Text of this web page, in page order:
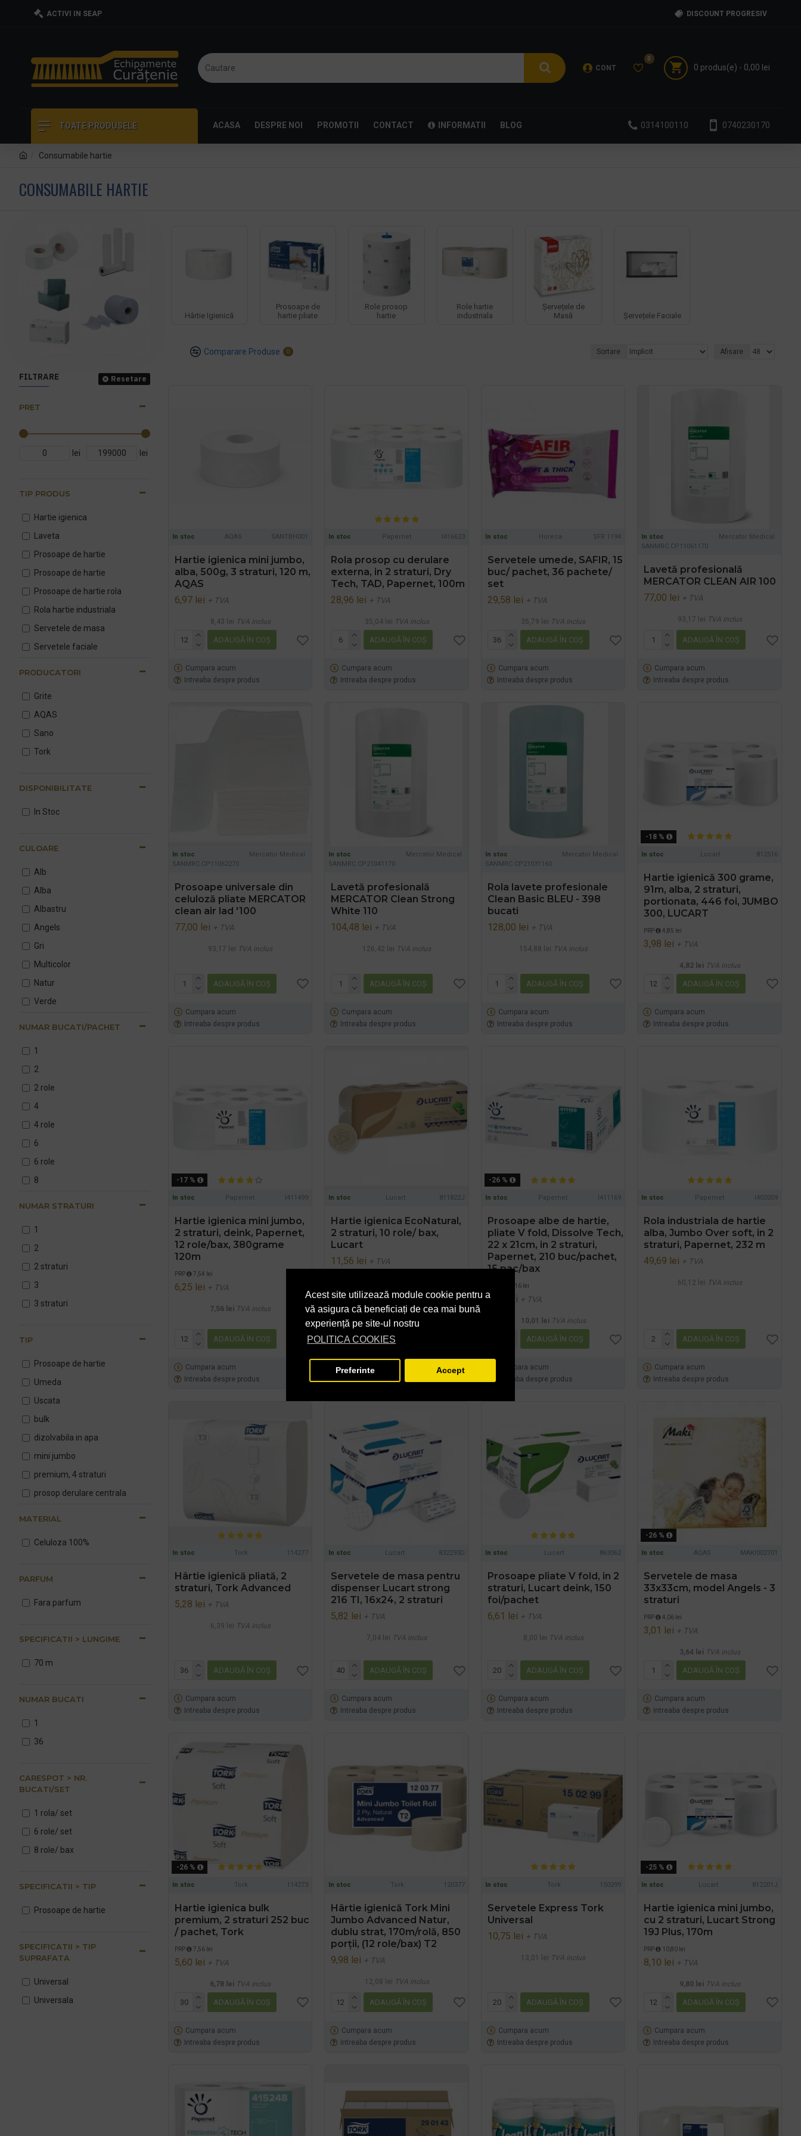
Acest site utilizează module cookie pentru a
vă asigura că beneficiați de cea mai bună
experiență pe site-ul nostru
POLITICA COOKIES
Preferinte Accept
ACTIVI IN SEAP DISCOUNT PROGRESIV
CONT
0
0 produs(e) - 0,00 lei
TOATE PRODUSELE ACASA DESPRE NOI PROMOTII CONTACT INFORMATII BLOG 0314100110 0740230170
Consumabile hartie
CONSUMABILE HARTIE
FILTRARE Resetare
PRET
lei lei
PRODUCATORI
Grite
AQAS
Sano
Tork
CULOARE
Alb
Alba
Albastru
Angels
Gri
Multicolor
Natur
Verde
NUMAR BUCATI/PACHET
1
2
2 role
4
4 role
6
6 role
8
10 role/ pachet
10role/set; 12 seturi/bax
11
12
12 role
27
36
40 buc
100
150
200
210 buc/ pachet 40 pachete/
252
NUMAR STRATURI
1
2
2 straturi
3
3 straturi
TIP
Prosoape de hartie
Umeda
Uscata
bulk
dizolvabila in apa
mini jumbo
premium, 4 straturi
prosop derulare centrala
TIP PRODUS
Hartie igienica
Laveta
Prosoape de hartie
Prosoape de hartie
Prosoape de hartie rola
Rola hartie industriala
Servetele de masa
Servetele faciale
MATERIAL
Celuloza 100%
PARFUM
Fara parfum
SPECIFICATII > LUNGIME
70 m
NUMAR BUCATI
1
36
CARESPOT > NR.
BUCATI/SET
1 rola/ set
6 role/ set
8 role/ bax
SPECIFICATII > TIP
Prosoape de hartie
SPECIFICATII > TIP
SUPRAFATA
Universal
Universala
DISPONIBILITATE
In Stoc
Hârtie Igienică
Prosoape de
hartie pliate
Role prosop
hartie
Role hartie
industriala
Șervețele de
Masă
Șervețele Faciale
Comparare Produse 0 Sortare Afisare
In stoc AQAS SANTBH001
Hartie igienica mini jumbo,
alba, 500g, 3 straturi, 120 m,
AQAS
6,97 lei + TVA
8,43 lei TVA inclus
ADAUGĂ ÎN COŞ
Cumpara acum
Intreaba despre produs
In stoc Papernet I416623
Rola prosop cu derulare
externa, in 2 straturi, Dry
Tech, TAD, Papernet, 100m
28,96 lei + TVA
35,04 lei TVA inclus
ADAUGĂ ÎN COŞ
Cumpara acum
Intreaba despre produs
In stoc Horeca SFR 1194
Servetele umede, SAFIR, 15
buc/ pachet, 36 pachete/
set
29,58 lei + TVA
35,79 lei TVA inclus
ADAUGĂ ÎN COŞ
Cumpara acum
Intreaba despre produs
In stoc
Mercator Medical
SANMRC.CP11061170
Lavetă profesională
MERCATOR CLEAN AIR 100
77,00 lei + TVA
93,17 lei TVA inclus
ADAUGĂ ÎN COŞ
Cumpara acum
Intreaba despre produs
In stoc
Mercator Medical
SANMRC.CP11062270
Prosoape universale din
celuloză pliate MERCATOR
clean air lad '100
77,00 lei + TVA
93,17 lei TVA inclus
ADAUGĂ ÎN COŞ
Cumpara acum
Intreaba despre produs
In stoc
Mercator Medical
SANMRC.CP21041170
Lavetă profesională
MERCATOR Clean Strong
White 110
104,48 lei + TVA
126,42 lei TVA inclus
ADAUGĂ ÎN COŞ
Cumpara acum
Intreaba despre produs
In stoc
Mercator Medical
SANMRC.CP21031160
Rola lavete profesionale
Clean Basic BLEU - 398
bucati
128,00 lei + TVA
154,88 lei TVA inclus
ADAUGĂ ÎN COŞ
Cumpara acum
Intreaba despre produs
-18 %
In stoc Lucart 812516
Hartie igienică 300 grame,
91m, alba, 2 straturi,
portionata, 446 foi, JUMBO
300, LUCART
PRP 4,85 lei
3,98 lei + TVA
4,82 lei TVA inclus
ADAUGĂ ÎN COŞ
Cumpara acum
Intreaba despre produs
-17 %
In stoc Papernet I411499
Hartie igienica mini jumbo,
2 straturi, deink, Papernet,
12 role/bax, 380grame
120m
PRP 7,54 lei
6,25 lei + TVA
7,56 lei TVA inclus
ADAUGĂ ÎN COŞ
Cumpara acum
Intreaba despre produs
In stoc Lucart 811822J
Hartie igienica EcoNatural,
2 straturi, 10 role/ bax,
Lucart
11,56 lei + TVA
ADAUGĂ ÎN COŞ
Cumpara acum
Intreaba despre produs
-26 %
In stoc Papernet I411169
Prosoape albe de hartie,
pliate V fold, Dissolve Tech,
22 x 21cm, in 2 straturi,
Papernet, 210 buc/pachet,
15 pac/bax
11,16 lei
8,27 lei + TVA
10,01 lei TVA inclus
ADAUGĂ ÎN COŞ
Cumpara acum
Intreaba despre produs
In stoc Papernet I402059
Rola industriala de hartie
alba, Jumbo Over soft, in 2
straturi, Papernet, 232 m
49,69 lei + TVA
60,12 lei TVA inclus
ADAUGĂ ÎN COŞ
Cumpara acum
Intreaba despre produs
In stoc Tork 114277
Hârtie igienică pliată, 2
straturi, Tork Advanced
5,28 lei + TVA
6,39 lei TVA inclus
ADAUGĂ ÎN COŞ
Cumpara acum
Intreaba despre produs
In stoc Lucart 832293D
Servetele de masa pentru
dispenser Lucart strong
216 TI, 16x24, 2 straturi
5,82 lei + TVA
7,04 lei TVA inclus
ADAUGĂ ÎN COŞ
Cumpara acum
Intreaba despre produs
In stoc Lucart 863062
Prosoape pliate V fold, in 2
straturi, Lucart deink, 150
foi/pachet
6,61 lei + TVA
8,00 lei TVA inclus
ADAUGĂ ÎN COŞ
Cumpara acum
Intreaba despre produs
-26 %
In stoc AQAS MAKI002701
Servetele de masa
33x33cm, model Angels - 3
straturi
PRP 4,06 lei
3,01 lei + TVA
3,64 lei TVA inclus
ADAUGĂ ÎN COŞ
Cumpara acum
Intreaba despre produs
-26 %
In stoc Tork 114273
Hartie igienica bulk
premium, 2 straturi 252 buc
/ pachet, Tork
PRP 7,56 lei
5,60 lei + TVA
6,78 lei TVA inclus
ADAUGĂ ÎN COŞ
Cumpara acum
Intreaba despre produs
In stoc Tork 120377
Hârtie igienică Tork Mini
Jumbo Advanced Natur,
dublu strat, 170m/rolă, 850
porții, (12 role/bax) T2
9,98 lei + TVA
12,08 lei TVA inclus
ADAUGĂ ÎN COŞ
Cumpara acum
Intreaba despre produs
In stoc Tork 150299
Servetele Express Tork
Universal
10,75 lei + TVA
13,01 lei TVA inclus
ADAUGĂ ÎN COŞ
Cumpara acum
Intreaba despre produs
-25 %
In stoc Lucart 812201J
Hartie igienica mini jumbo,
cu 2 straturi, Lucart Strong
19J Plus, 170m
PRP 10,80 lei
8,10 lei + TVA
9,80 lei TVA inclus
ADAUGĂ ÎN COŞ
Cumpara acum
Intreaba despre produs